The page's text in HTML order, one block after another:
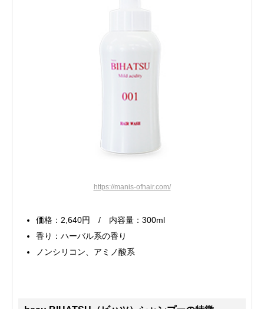
https://manis-ofhair.com/
価格：2,640円 / 内容量：300ml
香り：ハーバル系の香り
ノンシリコン、アミノ酸系